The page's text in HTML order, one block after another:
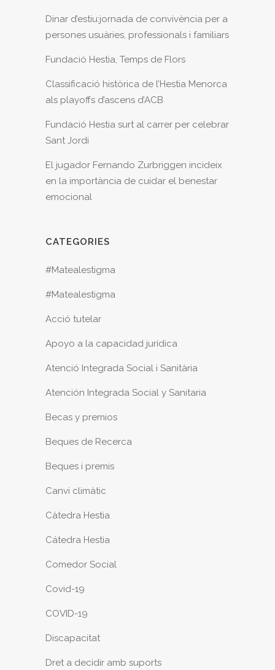
Dinar d’estiu:jornada de convivència per a
persones usuàries, professionals i familiars
Fundació Hestia, Temps de Flors
Classificació històrica de l’Hestia Menorca
als playoffs d’ascens d’ACB
Fundació Hestia surt al carrer per celebrar
Sant Jordi
El jugador Fernando Zurbriggen incideix
en la importància de cuidar el benestar
emocional
CATEGORIES
#Matealestigma
#Matealestigma
Acció tutelar
Apoyo a la capacidad jurídica
Atenció Integrada Social i Sanitària
Atención Integrada Social y Sanitaria
Becas y premios
Beques de Recerca
Beques i premis
Canvi climàtic
Càtedra Hestia
Cátedra Hestia
Comedor Social
Covid-19
COVID-19
Discapacitat
Dret a decidir amb suports